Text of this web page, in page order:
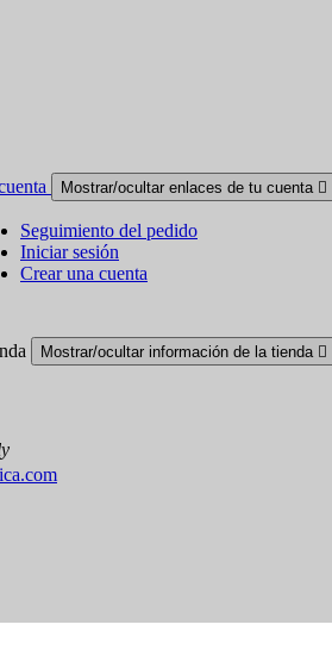
Mostrar/ocultar enlaces de tu cuenta 
Seguimiento del pedido
Iniciar sesión
Crear una cuenta
Mostrar/ocultar información de la tienda 